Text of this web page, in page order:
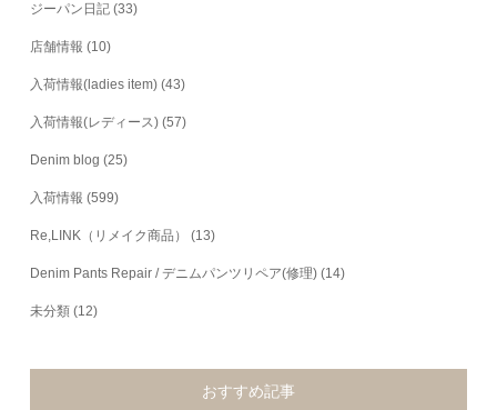
ジーパン日記 (33)
店舗情報 (10)
入荷情報(ladies item) (43)
入荷情報(レディース) (57)
Denim blog (25)
入荷情報 (599)
Re,LINK（リメイク商品） (13)
Denim Pants Repair / デニムパンツリペア(修理) (14)
未分類 (12)
おすすめ記事